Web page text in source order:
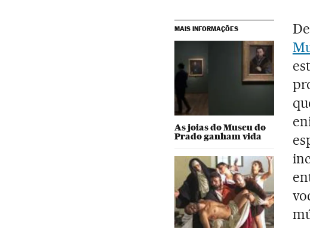
MAIS INFORMAÇÕES
As joias do Museu do
Prado ganham vida